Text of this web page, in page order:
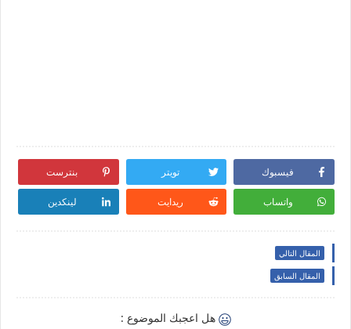
فيسبوك تويتر بنترست
واتساب ريدايت لينكدين
المقال التالي
المقال السابق
هل اعجبك الموضوع :